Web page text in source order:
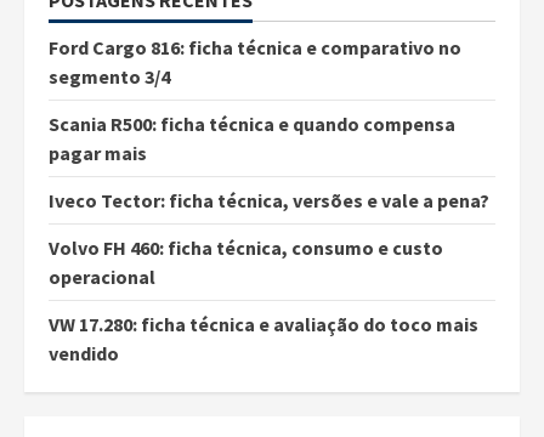
Ford Cargo 816: ficha técnica e comparativo no
segmento 3/4
Scania R500: ficha técnica e quando compensa
pagar mais
Iveco Tector: ficha técnica, versões e vale a pena?
Volvo FH 460: ficha técnica, consumo e custo
operacional
VW 17.280: ficha técnica e avaliação do toco mais
vendido